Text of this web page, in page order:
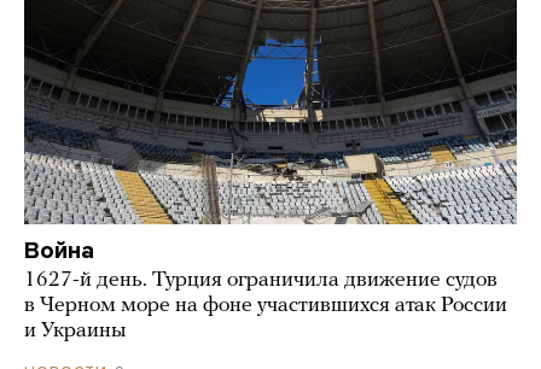
Война
1627-й день. Турция ограничила движение судов
в Черном море на фоне участившихся атак России
и Украины